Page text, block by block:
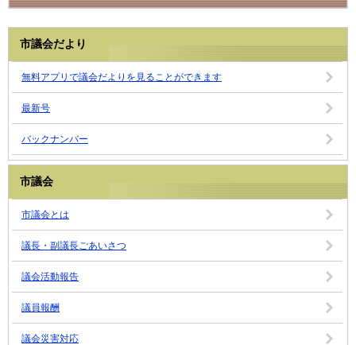
市議会だより
無料アプリで議会だよりを見ることができます
最新号
バックナンバー
市議会
市議会とは
議長・副議長ごあいさつ
議会活動報告
議員報酬
議会災害対応